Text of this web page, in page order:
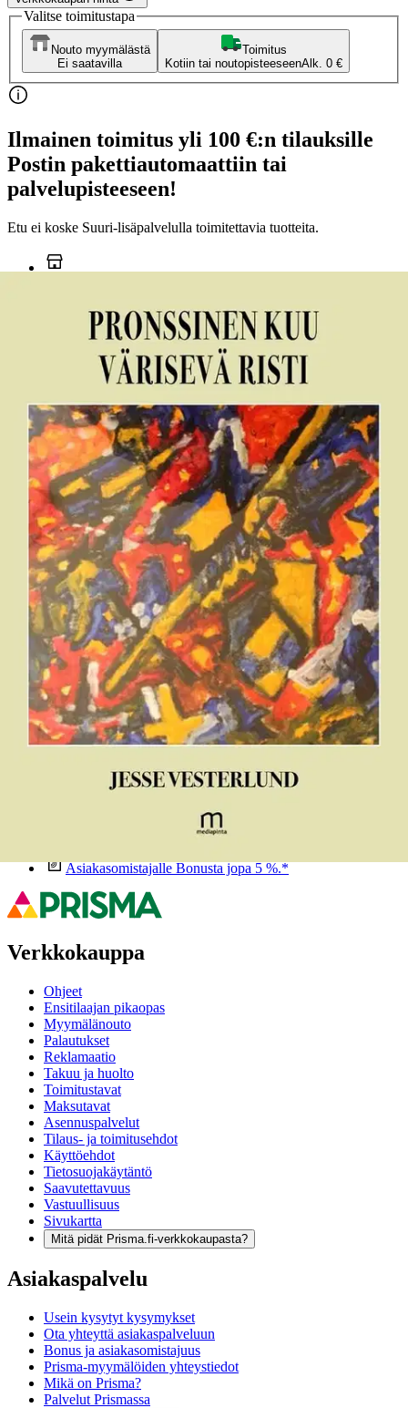
Valitse toimitustapa
Nouto myymälästä
Ei saatavilla
Toimitus
Kotiin tai noutopisteeseenAlk. 0 €
Ilmainen toimitus yli 100 €:n tilauksille
Postin pakettiautomaattiin tai
palvelupisteeseen!
Etu ei koske Suuri‑lisäpalvelulla toimitettavia tuotteita.
Tarkista myymäläsaatavuus
Ei saatavilla
Tuotekuvaus
RUNOJA ELÄMÄSTÄ IKUISUUTEEN
Ominaisuudet
Oletko tyytyväinen tuotetietoihin?
Ovatko tuotetiedot riittävät? Jos tuotetiedoissa on puutteita tai niitä
voisi muuten parantaa, anna palautetta.
Avautuu uuteen välilehteen
Ilmainen palautus 30 päivää.*
Asiakasomistajalle Bonusta jopa 5 %.*
Verkkokauppa
Ohjeet
Ensitilaajan pikaopas
Myymälänouto
Palautukset
Reklamaatio
Takuu ja huolto
Toimitustavat
Maksutavat
Asennuspalvelut
Tilaus- ja toimitusehdot
Käyttöehdot
Tietosuojakäytäntö
Saavutettavuus
Vastuullisuus
Sivukartta
Mitä pidät Prisma.fi-verkkokaupasta?
Asiakaspalvelu
Usein kysytyt kysymykset
Ota yhteyttä asiakaspalveluun
Bonus ja asiakasomistajuus
Prisma-myymälöiden yhteystiedot
Mikä on Prisma?
Palvelut Prismassa